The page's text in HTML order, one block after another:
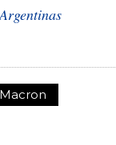
Macron